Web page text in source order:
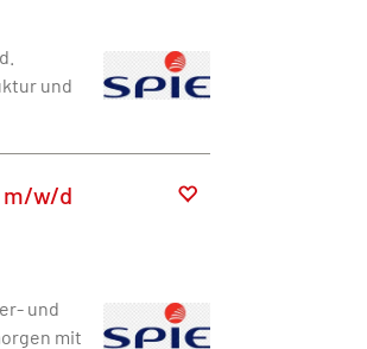
und
m/w/d
und
mit